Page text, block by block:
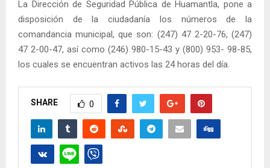
La Dirección de Seguridad Pública de Huamantla, pone a
disposición de la ciudadanía los números de la
comandancia municipal, que son: (247) 47 2-20-76, (247)
47 2-00-47, así como (246) 980-15-43 y (800) 953- 98-85,
los cuales se encuentran activos las 24 horas del día.
SHARE 0